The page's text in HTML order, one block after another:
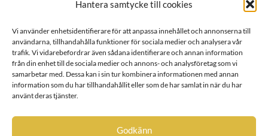
Hantera samtycke till cookies
Vi använder enhetsidentifierare för att anpassa innehållet och annonserna till
användarna, tillhandahålla funktioner för sociala medier och analysera vår
trafik. Vi vidarebefordrar även sådana identifierare och annan information
från din enhet till de sociala medier och annons- och analysföretag som vi
samarbetar med. Dessa kan i sin tur kombinera informationen med annan
information som du har tillhandahållit eller som de har samlat in när du har
använt deras tjänster.
Godkänn
Ointroducerad
Eckhof
617
Edenberg
1257
Eding
1124
Ehrenanckar
772
Ehrenberg
1329
Ehrenbielke
1515
Ehrenbill
Ehrenborg
Ointroducerad
von Ehrenburg